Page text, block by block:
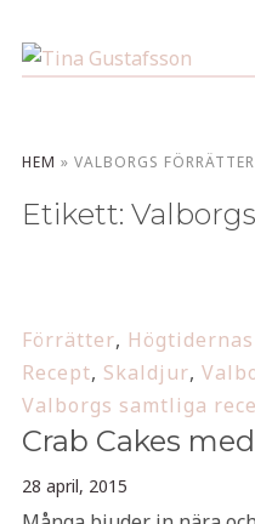
HEM » VALBORGS FÖRRÄTTER
Etikett:
Förrätter,
Recept, Skaldjur,
Valborgs samtliga
Crab Cakes
28 april, 2015